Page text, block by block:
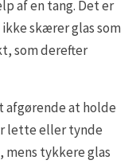
af en tang. Det er
skærer glas som
som derefter
afgørende at holde
lette eller tynde
tykkere glas